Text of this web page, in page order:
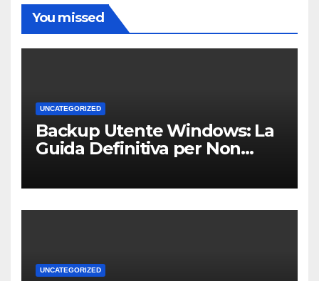
You missed
UNCATEGORIZED
Backup Utente Windows: La
Guida Definitiva per Non
Casa o dell’Ufficio
UNCATEGORIZED